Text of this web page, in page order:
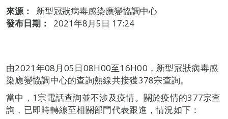
來源：
新型冠狀病毒感染應變協調中心
發布日期：
2021年8月5日 17:24
由2021年08月05日08H00至16H00，新型冠狀病毒感
染應變協調中心的查詢熱線共接獲378宗查詢。
當中，1宗電話查詢並不涉及疫情。關於疫情的377宗查
詢，已即時轉線至相關部門代表跟進，情況如下：